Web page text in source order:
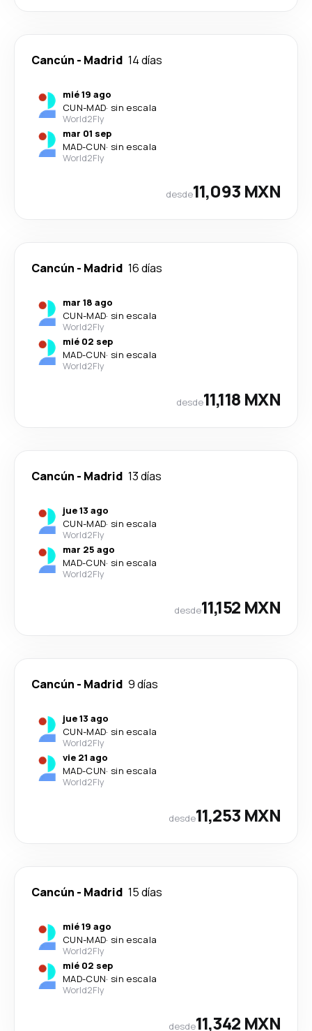
Cancún - Madrid 14 días
mié 19 ago
CUN-MAD· sin escala
World2Fly
mar 01 sep
MAD-CUN· sin escala
World2Fly
desde11,093 MXN
Cancún - Madrid 16 días
mar 18 ago
CUN-MAD· sin escala
World2Fly
mié 02 sep
MAD-CUN· sin escala
World2Fly
desde11,118 MXN
Cancún - Madrid 13 días
jue 13 ago
CUN-MAD· sin escala
World2Fly
mar 25 ago
MAD-CUN· sin escala
World2Fly
desde11,152 MXN
Cancún - Madrid 9 días
jue 13 ago
CUN-MAD· sin escala
World2Fly
vie 21 ago
MAD-CUN· sin escala
World2Fly
desde11,253 MXN
Cancún - Madrid 15 días
mié 19 ago
CUN-MAD· sin escala
World2Fly
mié 02 sep
MAD-CUN· sin escala
World2Fly
desde11,342 MXN